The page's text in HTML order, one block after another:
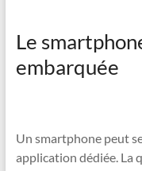
Le
embarquée
Un smartphone peut
application dédiée. La